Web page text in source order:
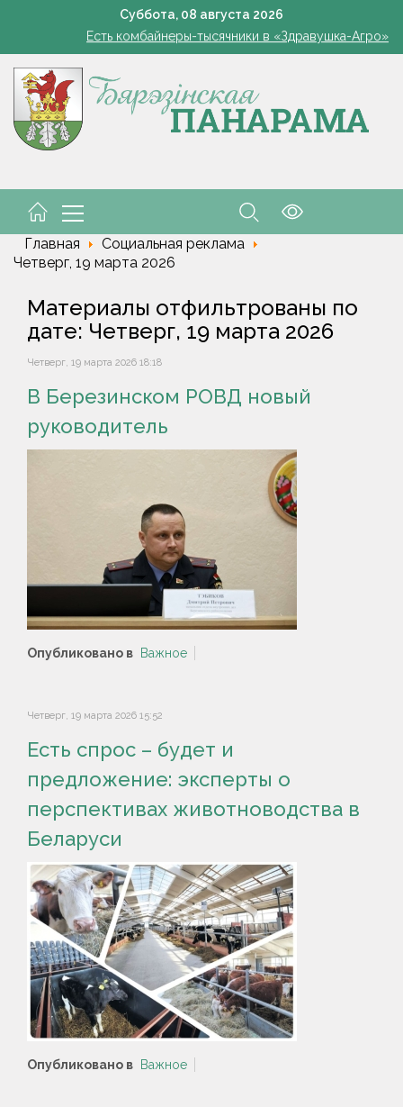
Суббота, 08 августа 2026
В Жорновке проходит турслёт сотрудников ГКСЭ
Есть комбайнеры-тысячники в «Здравушка-Агро»
Белоруска Орел завоевала серебро чемпионата Европы по
В Белыничском районе погиб мотоциклист после
В Жорновке проходит турслёт сотрудников ГКСЭ
Белоруска Орел завоевала серебро чемпионата Европы по
Главная
Социальная реклама
Четверг, 19 марта 2026
Материалы отфильтрованы по
дате: Четверг, 19 марта 2026
Четверг, 19 марта 2026 18:18
В Березинском РОВД новый
руководитель
Опубликовано в Важное
Четверг, 19 марта 2026 15:52
Есть спрос – будет и
предложение: эксперты о
перспективах животноводства в
Беларуси
Опубликовано в Важное